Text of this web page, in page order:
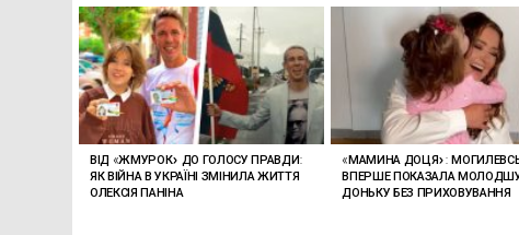
ОСТАННІ
СТАТТІ
ВІД «ЖМУРОК» ДО ГОЛОСУ ПРАВДИ:
ЯК ВІЙНА В УКРАЇНІ ЗМІНИЛА ЖИТТЯ
ОЛЕКСІЯ ПАНІНА
«МАМИНА ДОЦЯ»:
ВПЕРШЕ ПОКАЗАЛА
ДОНЬКУ БЕЗ ПРИХОВУВАННЯ